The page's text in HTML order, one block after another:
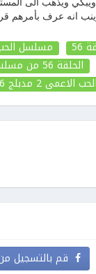
ويذهب الى
انه عرف بأمرهم
مسلسل الحب الاعمى 2
الحلقة 56
من مسلسل
الاعمى 2 مدبلج
قم بالتسجيل